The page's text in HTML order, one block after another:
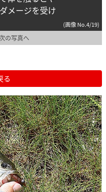
メージを受け
(画像 No.4/19)
の写真へ
る